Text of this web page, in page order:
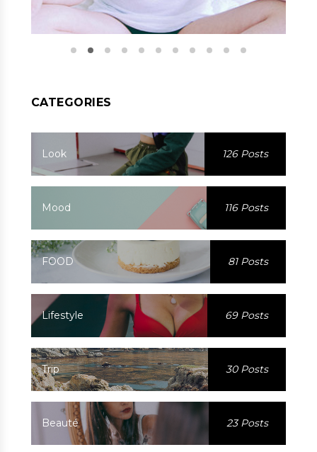
CATEGORIES
Look 126 Posts
Mood 116 Posts
FOOD 81 Posts
Lifestyle 69 Posts
Trip 30 Posts
Beauté 23 Posts